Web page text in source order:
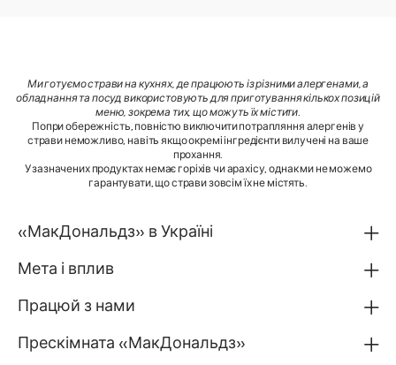
Ми готуємо страви на кухнях, де працюють із різними алергенами, а
обладнання та посуд використовують для приготування кількох позицій
меню, зокрема тих, що можуть їх містити.
Попри обережність, повністю виключити потрапляння алергенів у
страви неможливо, навіть якщо окремі інгредієнти вилучені на ваше
прохання.
У зазначених продуктах немає горіхів чи арахісу, однак ми не можемо
гарантувати, що страви зовсім їх не містять.
«МакДональдз» в Україні
Мета і вплив
Працюй з нами
Прескімната «МакДональдз»